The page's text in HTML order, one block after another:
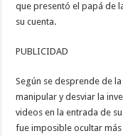
que presentó el papá de
su cuenta.
PUBLICIDAD
Según se desprende de
manipular y desviar la
videos en la entrada de
fue imposible ocultar